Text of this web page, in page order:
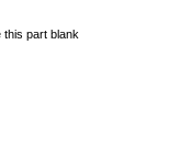
this part blank